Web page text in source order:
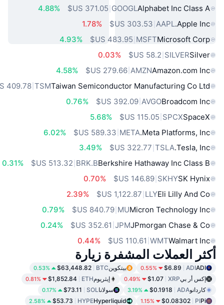
Alphabet Inc Class A
GOOGL
4.88%
Apple Inc.
AAPL
1.78%
Microsoft Corp
MSFT
4.93%
Silver
SILVER
0.03%
Amazon.com Inc
AMZN
‏279.66 US$
4.58%
Taiwan Semiconductor Manufacturing Co Ltd
TSM
‏409.78 US$
Broadcom Inc
AVGO
‏392.09 US$
0.76%
SpaceX
SPCX
5.68%
Meta Platforms, Inc.
META
6.02%
Tesla, Inc.
TSLA
3.49%
Berkshire Hathaway Inc Class B
BRK.B
0.31%
SK Hynix
SKHY
‏146.89 US$
0.70%
Eli Lilly And Co
LLY
2.39%
Micron Technology Inc
MU
‏840.79 US$
0.79%
JPmorgan Chase & Co
JPM
0.24%
Walmart Inc
WMT
0.44%
أكثر العملات المشفرة زيارة
ADI
ADI
$6.89
0.55% بيتكوينBTC
$63,448.82
0.53%
إكس أر بيXRP
$1.07
0.49% إيثريومETH
$1,852.84
0.81%
كاردانوADA
$0.1918
3.19% سولانا SOL
$73.11
0.17%
Pi
PI
$0.08302
1.15%
Hyperliquid
HYPE
$53.73
2.58%